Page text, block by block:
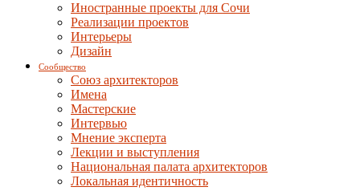
Иностранные проекты для Сочи
Реализации проектов
Интерьеры
Дизайн
Сообщество
Союз архитекторов
Имена
Мастерские
Интервью
Мнение эксперта
Лекции и выступления
Национальная палата архитекторов
Локальная идентичность